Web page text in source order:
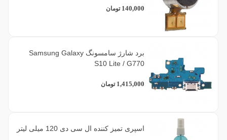
140,000 تومان
برد شارژ سامسونگ Samsung Galaxy
S10 Lite / G770
1,415,000 تومان
اسپری تمیز کننده ال سی دی 120 میلی لیتر